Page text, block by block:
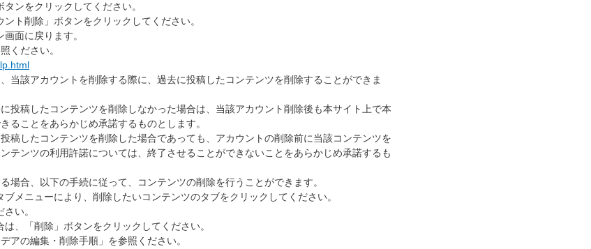
ンをクリックしてください。
ト削除」ボタンをクリックしてください。
面に戻ります。
ください。
当該アカウントを削除する際に、過去に投稿したコンテンツを削除することができま
投稿したコンテンツを削除しなかった場合は、当該アカウント削除後も本サイト上で本
ことをあらかじめ承諾するものとします。
稿したコンテンツを削除した場合であっても、アカウントの削除前に当該コンテンツを
テンツの利用許諾については、終了させることができないことをあらかじめ承諾するも
場合、以下の手続に従って、コンテンツの削除を行うことができます。
メニューにより、削除したいコンテンツのタブをクリックしてください。
い。
、「削除」ボタンをクリックしてください。
の編集・削除手順」を参照ください。